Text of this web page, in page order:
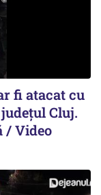
fi atacat cu
Cluj.
/ Video